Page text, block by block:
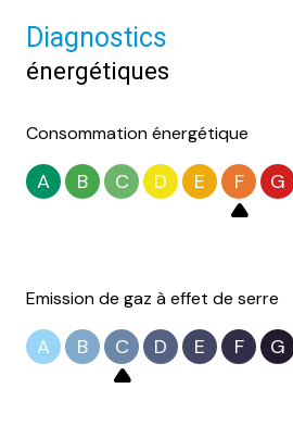
Diagnostics
énergétiques
Consommation énergétique
A B C D E F G
Emission de gaz à effet de serre
A B C D E F G